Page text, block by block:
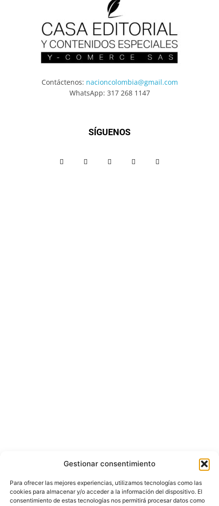
Gestionar consentimiento
Para ofrecer las mejores experiencias, utilizamos tecnologías como las
cookies para almacenar y/o acceder a la información del dispositivo. El
consentimiento de estas tecnologías nos permitirá procesar datos como
Contáctenos: nacioncolombia@gmail.com
WhatsApp: 317 268 1147
SÍGUENOS